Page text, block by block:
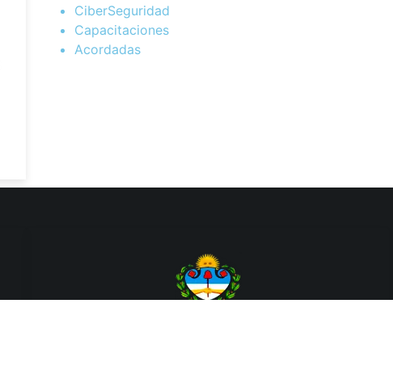
CiberSeguridad
Capacitaciones
Acordadas